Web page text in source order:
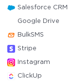
Salesforce CRM
Google Drive
BulkSMS
Stripe
Instagram
ClickUp